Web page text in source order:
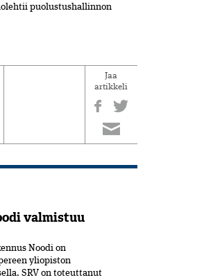
puolustushallinnon
Jaa
artikkeli
valmistuu
Noodi on
yliopiston
SRV on toteuttanut